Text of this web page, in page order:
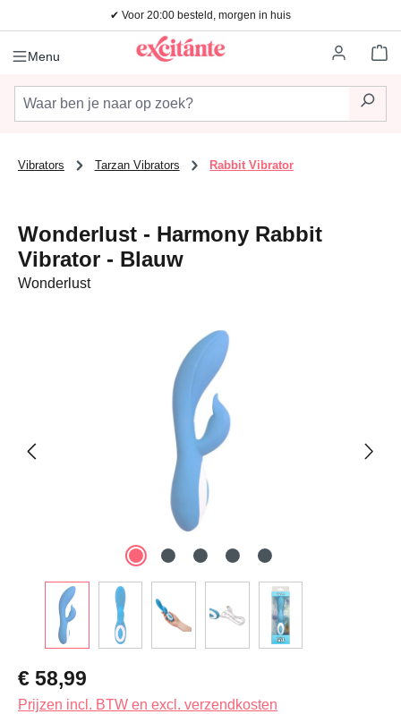
Ga naar de hoofdinhoud✔ Voor 20:00 besteld, morgen in huis
Menu
Vibrators Tarzan Vibrators Rabbit Vibrator
Wonderlust - Harmony Rabbit
Vibrator - Blauw
Wonderlust
Afbeeldingengalerij overslaan
Normale prijs:
€ 58,99
Prijzen incl. BTW en excl. verzendkosten